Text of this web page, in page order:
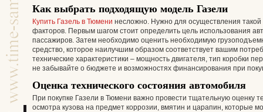
Как выбрать подходящую модель Газели
Купить Газель в Тюмени несложно. Нужно для осуществления
факторов. Первым шагом стоит определить цель использования
пассажиров. Затем необходимо оценить необходимую
средство, которое наилучшим образом соответствует вашим
технические характеристики – мощность двигателя, тип коробки
не забывайте о бюджете и возможностях финансирования при
Оценка технического состояния автомобиля
При покупке Газели в Тюмени важно провести тщательную оценку
осмотра кузова на предмет коррозии, вмятин и царапин, которые